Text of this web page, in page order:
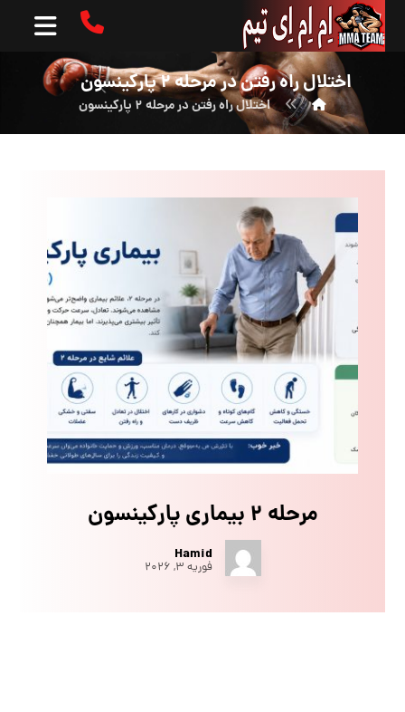
اختلال راه رفتن در مرحله ۲ پارکینسون
اختلال راه رفتن در مرحله ۲ پارکینسون
مرحله ۲ بیماری پارکینسون
Hamid
فوریه ۳, ۲۰۲۶